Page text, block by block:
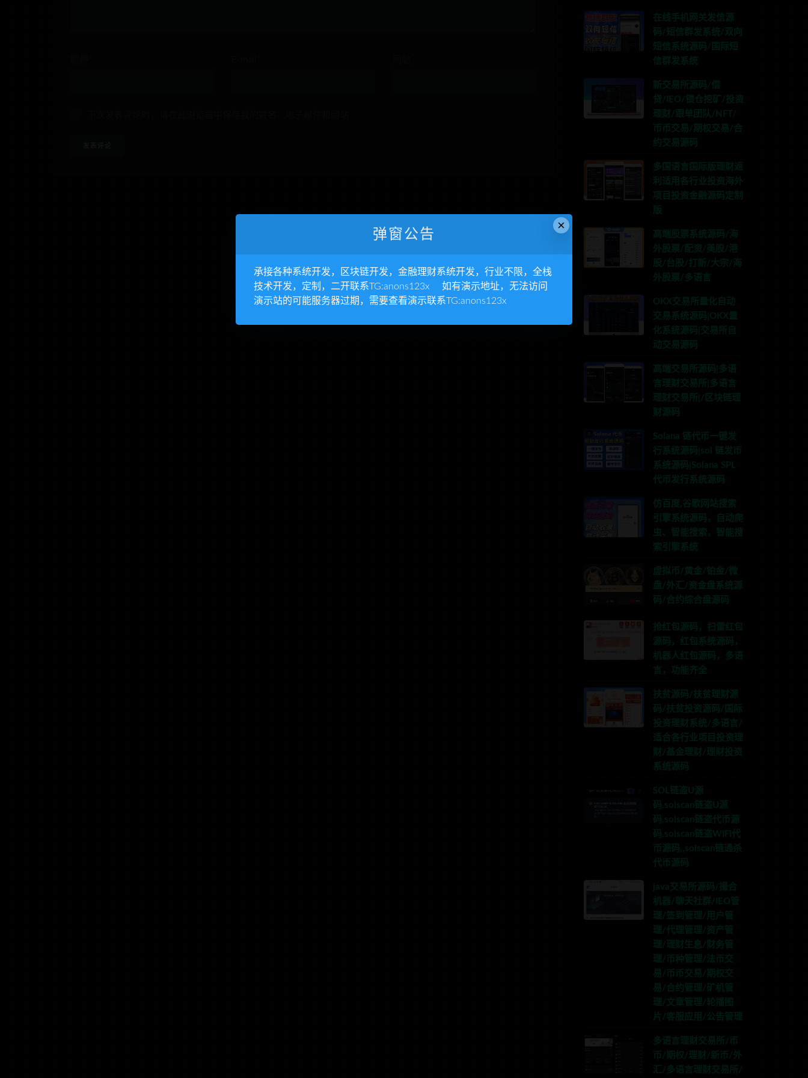
在线手机网关发信源
码/短信群发系统/双向
短信系统源码/国际短
信群发系统
新交易所源码/借
贷/IEO/锁仓挖矿/投资
理财/跟单团队/NFT/
币币交易/期权交易/合
约交易源码
多国语言国际版理财返
利适用各行业投资海外
项目投资金融源码定制
版
高端股票系统源码/海
外股票/配资/美股/港
股/台股/打新/大宗/海
外股票/多语言
OKX交易所量化自动
交易系统源码|OKX量
化系统源码|交易所自
动交易源码
高端交易所源码|多语
言理财交易所|多语言
理财交易所|/区块链理
财源码
Solana 链代币一键发
行系统源码|sol 链发币
系统源码|Solana SPL
代币发行系统源码
仿百度,谷歌网站搜索
引擎系统源码，自动爬
虫、智能搜索，智能搜
索引擎系统
虚拟币/黄金/铂金/微
盘/外汇/资金盘系统源
码/合约综合盘源码
抢红包源码，扫雷红包
源码，红包系统源码，
机器人红包源码，多语
言，功能齐全
扶贫源码/扶贫理财源
码/扶贫投资源码/国际
投资理财系统/多语言/
适合各行业项目投资理
财/基金理财/理财投资
系统源码
SOL链盗U源
码,solscan链盗U源
码,solscan链盗代币源
码,solscan链盗WIFI代
币源码,,solscan链通杀
代币源码
java交易所源码/撮合
机器/聊天社群/IEO管
理/签到管理/用户管
理/代理管理/资产管
理/理财生息/财务管
理/币种管理/法币交
易/币币交易/期权交
易/合约管理/矿机管
理/文章管理/轮播图
片/客服应用/公告管理
多语言理财交易所/币
币/期权/理财/新币/外
汇/多语言理财交易所/
×
弹窗公告
承接各种系统开发，区块链开发，金融理财系统开发，行业不限，全栈
技术开发，定制，二开联系TG:anons123x 如有演示地址，无法访问
演示站的可能服务器过期，需要查看演示联系TG:anons123x